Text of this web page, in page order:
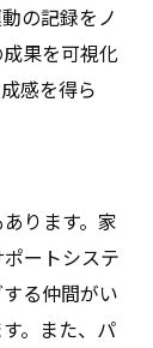
の記録をノ
果を可視化
感を得ら
ります。家
ートシステ
る仲間がい
。また、パ